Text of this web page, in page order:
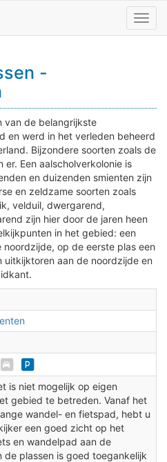
-
van de belangrijkste
en werd in het verleden beheerd
Bijzondere soorten zoals de
Een aalscholverkolonie is
en duizenden smienten zijn
en zeldzame soorten zoals
velduil, dwergarend,
zijn hier door de jaren heen
in het gebied: een
op de eerste plas een
aan de noordzijde en
is niet mogelijk op eigen
gebied te betreden. Vanaf het
wandel- en fietspad, hebt u
een goed zicht op het
en wandelpad aan de
de plassen is goed toegankelijk